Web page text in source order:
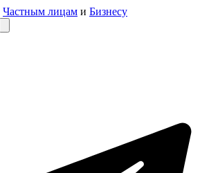
Частным лицам и Бизнесу